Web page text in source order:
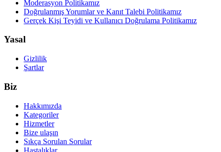
Moderasyon Politikamız
Doğrulanmış Yorumlar ve Kanıt Talebi Politikamız
Gerçek Kişi Teyidi ve Kullanıcı Doğrulama Politikamız
Yasal
Gizlilik
Şartlar
Biz
Hakkımızda
Kategoriler
Hizmetler
Bize ulaşın
Sıkça Sorulan Sorular
Hastalıklar